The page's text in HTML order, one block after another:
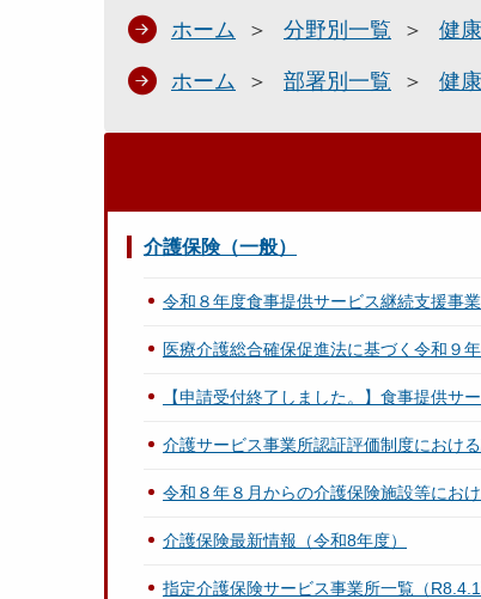
ホーム 分野別一覧 健
ホーム 部署別一覧 健
介護保険（一般）
令和８年度食事提供サービス継続支援事
医療介護総合確保促進法に基づく令和９
【申請受付終了しました。】食事提供サ
介護サービス事業所認証評価制度におけ
令和８年８月からの介護保険施設等にお
介護保険最新情報（令和8年度）
指定介護保険サービス事業所一覧（R8.4.1